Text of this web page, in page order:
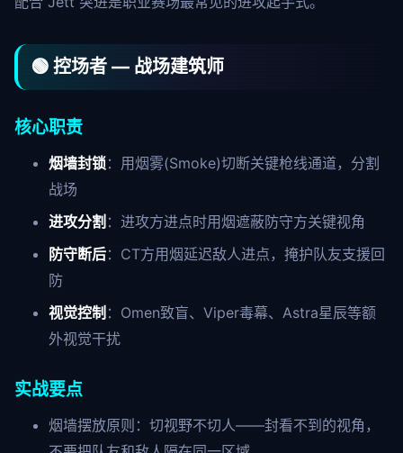
🟢 控场者 — 战场建筑师
核心职责
烟墙封锁 ：用烟雾(Smoke)切断关键枪线通道，分割
战场
进攻分割 ：进攻方进点时用烟遮蔽防守方关键视角
防守断后：CT方用烟延迟敌人进点，掩护队友支援回
防
视觉控制 ：Omen致盲、Viper毒幕、Astra星辰等额
外视觉干扰
实战要点
烟墙摆放原则：切视野不切人——封看不到的视角，